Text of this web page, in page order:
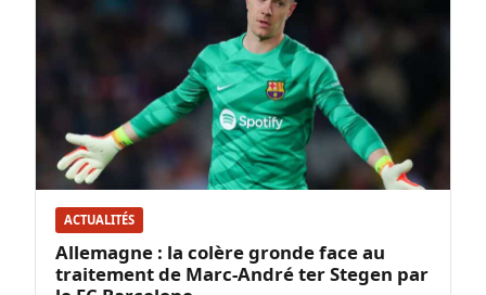
ACTUALITÉS
Allemagne : la colère gronde face au
traitement de Marc-André ter Stegen par